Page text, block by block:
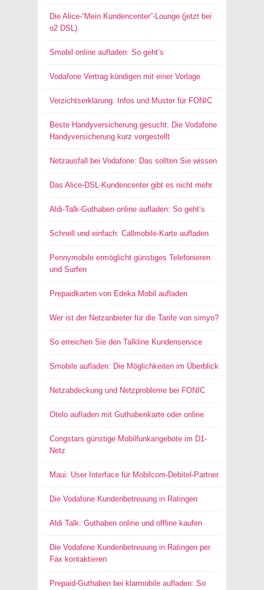
Die Alice-“Mein Kundencenter”-Lounge (jetzt bei
o2 DSL)
Smobil online aufladen: So geht’s
Vodafone Vertrag kündigen mit einer Vorlage
Verzichtserklärung: Infos und Muster für FONIC
Beste Handyversicherung gesucht: Die Vodafone
Handyversicherung kurz vorgestellt
Netzausfall bei Vodafone: Das sollten Sie wissen
Das Alice-DSL-Kundencenter gibt es nicht mehr
Aldi-Talk-Guthaben online aufladen: So geht’s
Schnell und einfach: Callmobile-Karte aufladen
Pennymobile ermöglicht günstiges Telefonieren
und Surfen
Prepaidkarten von Edeka Mobil aufladen
Wer ist der Netzanbieter für die Tarife von simyo?
So erreichen Sie den Talkline Kundenservice
Smobile aufladen: Die Möglichkeiten im Überblick
Netzabdeckung und Netzprobleme bei FONIC
Otelo aufladen mit Guthabenkarte oder online
Congstars günstige Mobilfunkangebote im D1-
Netz
Maui: User Interface für Mobilcom-Debitel-Partner
Die Vodafone Kundenbetreuung in Ratingen
Aldi Talk: Guthaben online und offline kaufen
Die Vodafone Kundenbetreuung in Ratingen per
Fax kontaktieren
Prepaid-Guthaben bei klarmobile aufladen: So